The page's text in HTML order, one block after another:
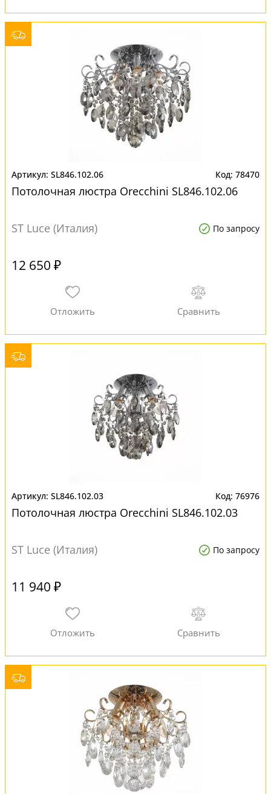
SL846.102.06 78470
Потолочная люстра Orecchini SL846.102.06
ST Luce (Италия) По запросу
12 650 ₽
SL846.102.03 76976
Потолочная люстра Orecchini SL846.102.03
ST Luce (Италия) По запросу
11 940 ₽